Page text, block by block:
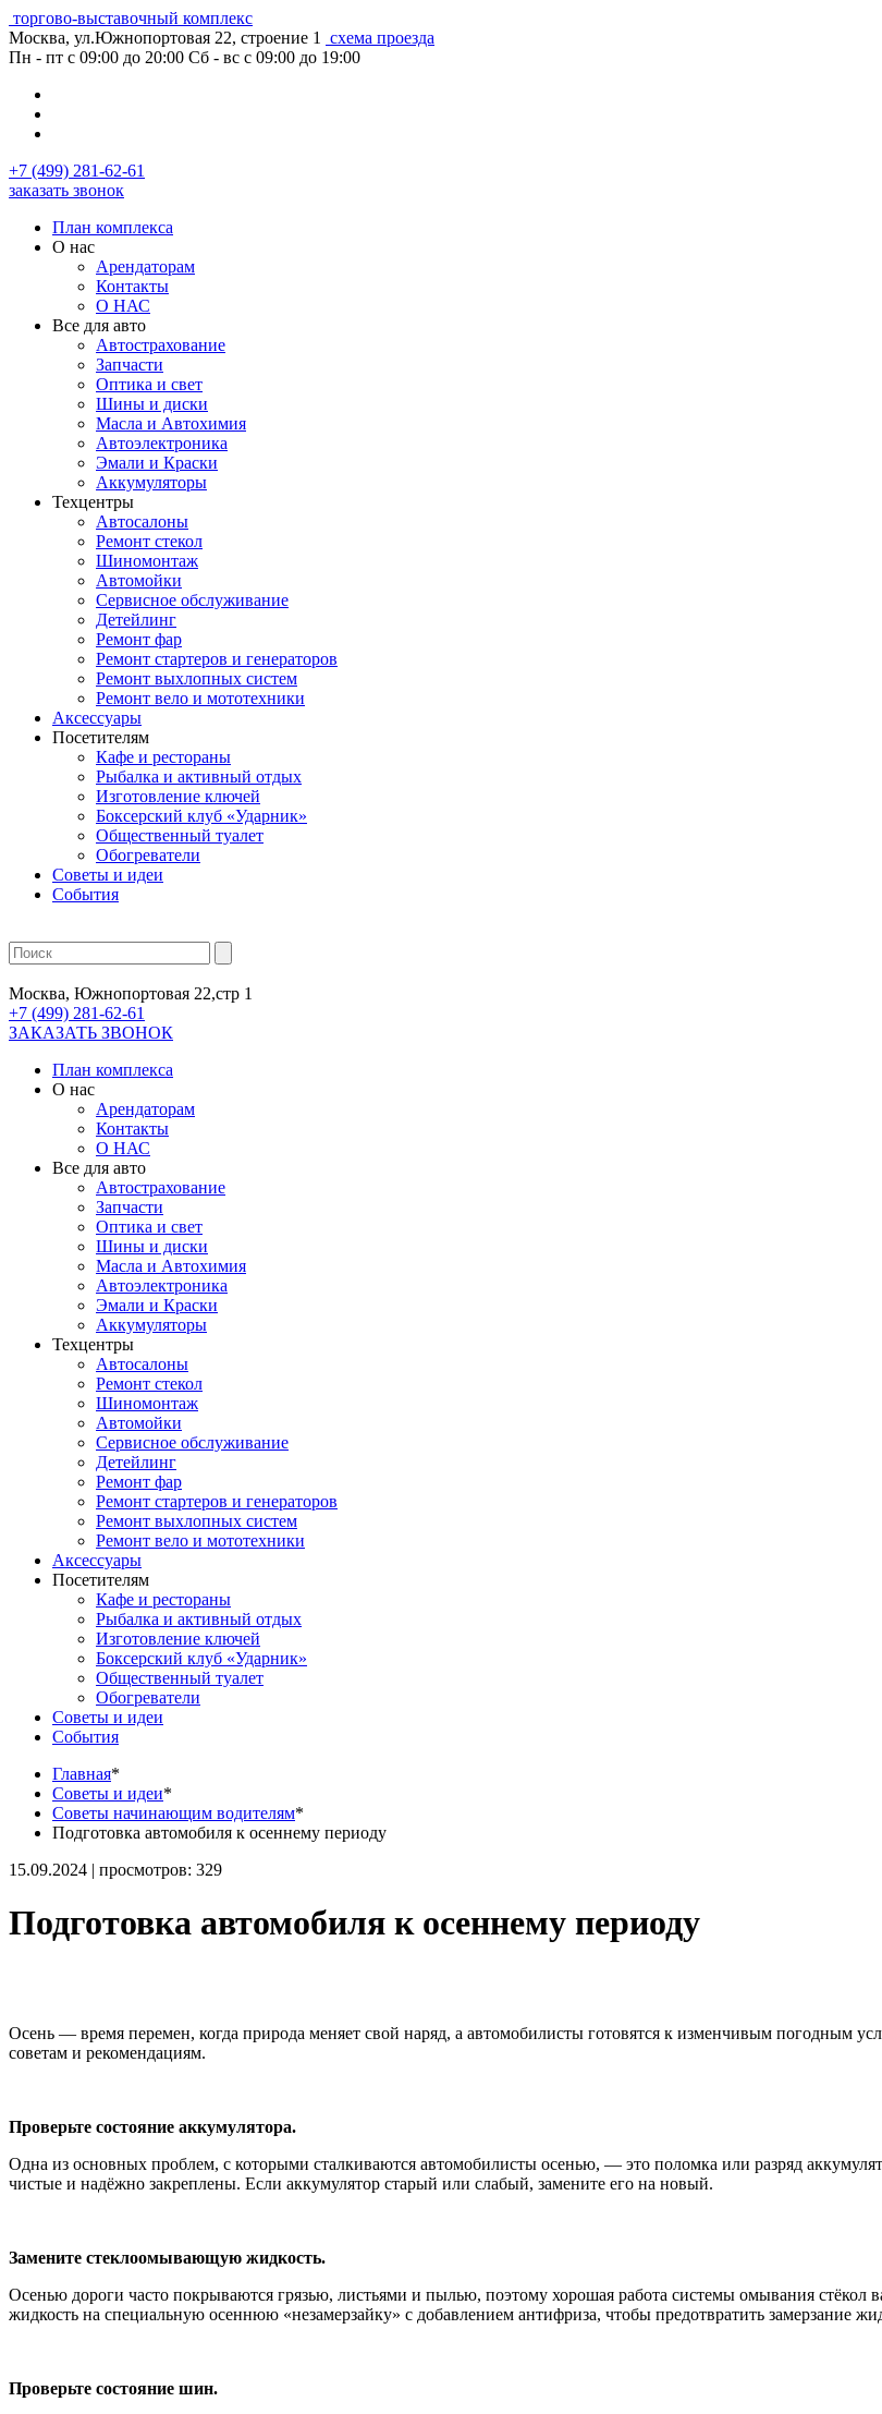
торгово-выставочный комплекс
Москва, ул.Южнопортовая 22, строение 1
схема проезда
Пн - пт с 09:00 до 20:00 Сб - вс с 09:00 до 19:00
+7 (499) 281-62-61
заказать звонок
План комплекса
О нас
Арендаторам
Контакты
О НАС
Все для авто
Автострахование
Запчасти
Оптика и свет
Шины и диски
Масла и Автохимия
Автоэлектроника
Эмали и Краски
Аккумуляторы
Техцентры
Автосалоны
Ремонт стекол
Шиномонтаж
Автомойки
Сервисное обслуживание
Детейлинг
Ремонт фар
Ремонт стартеров и генераторов
Ремонт выхлопных систем
Ремонт вело и мототехники
Аксессуары
Посетителям
Кафе и рестораны
Рыбалка и активный отдых
Изготовление ключей
Боксерский клуб «Ударник»
Общественный туалет
Обогреватели
Советы и идеи
События
Москва, Южнопортовая 22,стр 1
+7 (499) 281-62-61
ЗАКАЗАТЬ ЗВОНОК
План комплекса
О нас
Арендаторам
Контакты
О НАС
Все для авто
Автострахование
Запчасти
Оптика и свет
Шины и диски
Масла и Автохимия
Автоэлектроника
Эмали и Краски
Аккумуляторы
Техцентры
Автосалоны
Ремонт стекол
Шиномонтаж
Автомойки
Сервисное обслуживание
Детейлинг
Ремонт фар
Ремонт стартеров и генераторов
Ремонт выхлопных систем
Ремонт вело и мототехники
Аксессуары
Посетителям
Кафе и рестораны
Рыбалка и активный отдых
Изготовление ключей
Боксерский клуб «Ударник»
Общественный туалет
Обогреватели
Советы и идеи
События
Главная*
Советы и идеи*
Советы начинающим водителям*
Подготовка автомобиля к осеннему периоду
15.09.2024 | просмотров: 329
Подготовка автомобиля к осеннему периоду
Осень — время перемен, когда природа меняет свой наряд, а автомобилисты готовятся к изменчивым погодным
советам и рекомендациям.
Проверьте состояние аккумулятора.
Одна из основных проблем, с которыми сталкиваются автомобилисты осенью, — это поломка или разряд
чистые и надёжно закреплены. Если аккумулятор старый или слабый, замените его на новый.
Замените стеклоомывающую жидкость.
Осенью дороги часто покрываются грязью, листьями и пылью, поэтому хорошая работа системы омывания
жидкость на специальную осеннюю «незамерзайку» с добавлением антифриза, чтобы предотвратить замерзание
Проверьте состояние шин.